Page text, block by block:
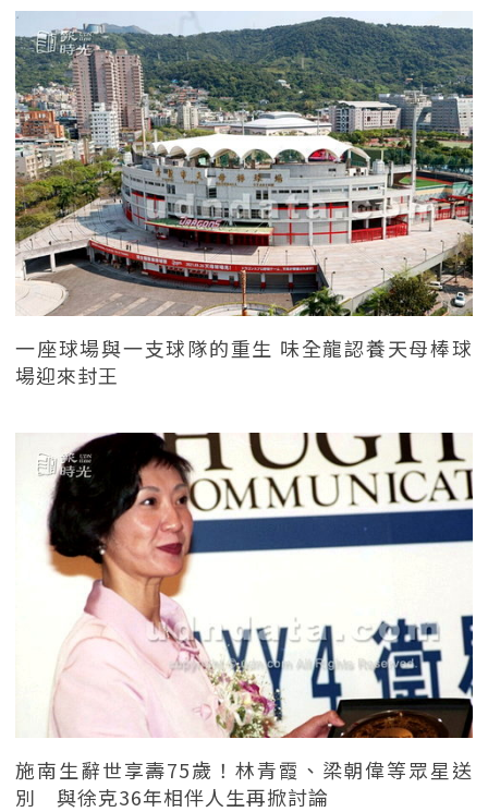
一座球場與一支球隊的重生 味全龍認養天母棒球
場迎來封王
施南生辭世享壽75歲！林青霞、梁朝偉等眾星送
別 與徐克36年相伴人生再掀討論